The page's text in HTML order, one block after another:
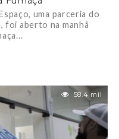
uma parceria do
foi aberto na manhã
58.4 mil